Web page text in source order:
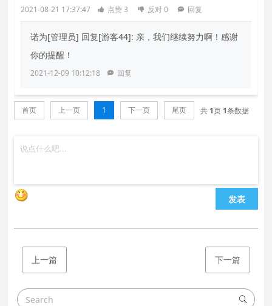
2021-08-21 17:37:47 点赞3 反对0 回复
诺为[管理员] 回复[游客44]: 亲，我们继续努力啊！感谢
你的提醒！
2021-12-09 10:12:18 回复
首页 上一页 1 下一页 尾页 共 1页 1条数据
发表
上一篇 下一篇